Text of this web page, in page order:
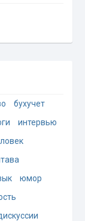
бухучет
интервью
юмор